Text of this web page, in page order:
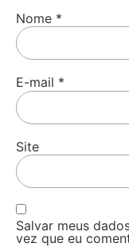
Nome *
E-mail *
Site
Salvar meus
vez que eu